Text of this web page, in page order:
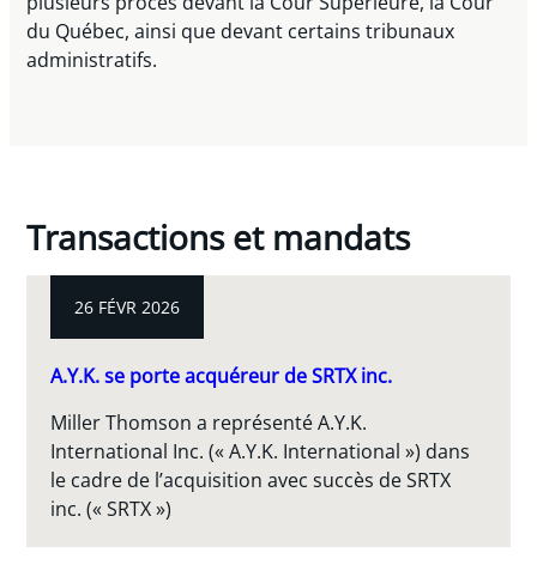
du Québec, ainsi que devant certains tribunaux
administratifs.
Transactions et mandats
26 FÉVR 2026
A.Y.K. se porte acquéreur de SRTX inc.
Miller Thomson a représenté A.Y.K.
International Inc. (« A.Y.K. International ») dans
le cadre de l’acquisition avec succès de SRTX
inc. (« SRTX »)